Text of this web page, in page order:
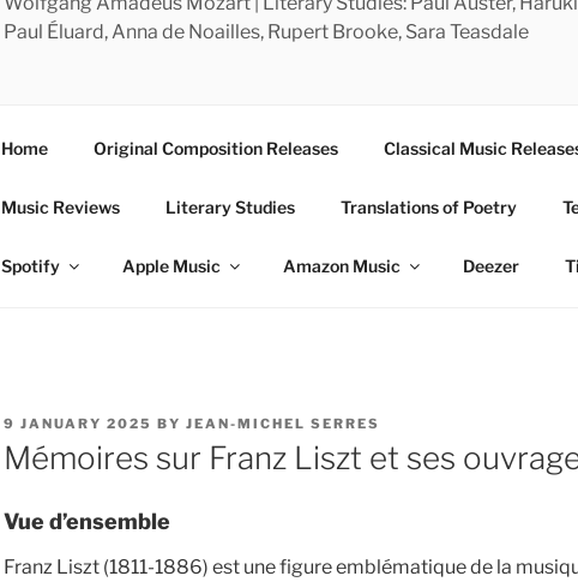
Paul Éluard, Anna de Noailles, Rupert Brooke, Sara Teasdale
Home Original Composition Releases Classical Music
Music Reviews Literary Studies Translations of Poetry
Spotify Apple Music Amazon Music Deezer
POSTED
ON
9 JANUARY 2025 BY JEAN-MICHEL SERRES
Mémoires sur Franz Liszt et ses
Vue d’ensemble
Franz Liszt (1811-1886) est une figure emblématique de la